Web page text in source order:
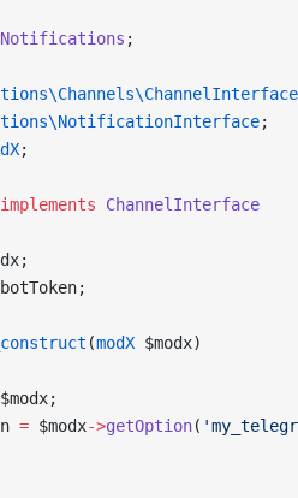
;
ChannelInterface
NotificationInterface;
;
implements ChannelInterface
;
;
(modX $modx)
$modx;
= $modx->getOption(